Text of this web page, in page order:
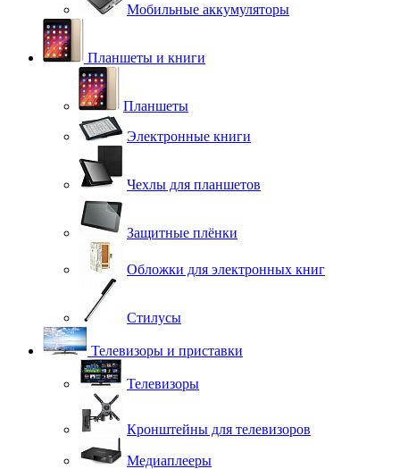
Мобильные аккумуляторы
Планшеты и книги
Планшеты
Электронные книги
Чехлы для планшетов
Защитные плёнки
Обложки для электронных книг
Стилусы
Телевизоры и приставки
Телевизоры
Кронштейны для телевизоров
Медиаплееры